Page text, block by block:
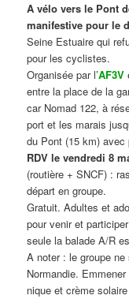
A vélo vers le Pont
manifestive pour le
Seine Estuaire qui
pour les cyclistes.
Organisée par l’AF3V
entre la place de la
car Nomad 122, à
port et les marais
du Pont (15 km)
RDV le vendredi 8
(routière + SNCF) :
départ en groupe.
Gratuit. Adultes et
pour venir et
seule la balade A/R
A noter : le groupe
Normandie.
nique et crème